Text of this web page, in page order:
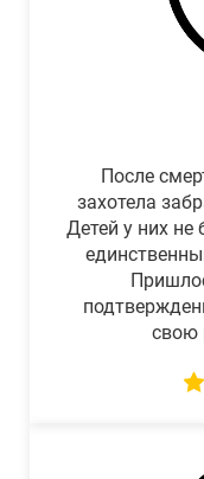
После
захотела
Детей у них не
свою